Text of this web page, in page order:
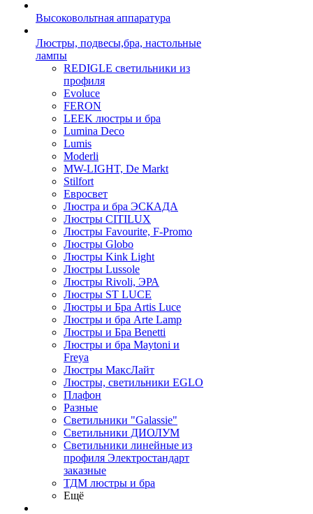
Высоковольтная аппаратура
Люстры, подвесы,бра, настольные
лампы
REDIGLE светильники из
профиля
Evoluce
FERON
LEEK люстры и бра
Lumina Deco
Lumis
Moderli
MW-LIGHT, De Markt
Stilfort
Евросвет
Люстра и бра ЭСКАДА
Люстры CITILUX
Люстры Favourite, F-Promo
Люстры Globo
Люстры Kink Light
Люстры Lussole
Люстры Rivoli, ЭРА
Люстры ST LUCE
Люстры и Бра Artis Luce
Люстры и бра Arte Lamp
Люстры и Бра Benetti
Люстры и бра Maytoni и
Freya
Люстры МаксЛайт
Люстры, светильники EGLO
Плафон
Разные
Светильники "Galassie"
Светильники ДИОЛУМ
Светильники линейные из
профиля Электростандарт
заказные
ТДМ люстры и бра
Ещё